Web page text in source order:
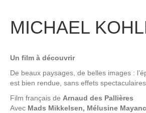
MICHAEL
Un film à découvrir
De beaux paysages, de belles images :
est bien rendue, sans effets spectaculaires.
Film français de Arnaud des Pallières
Avec Mads Mikkelsen, Mélusine